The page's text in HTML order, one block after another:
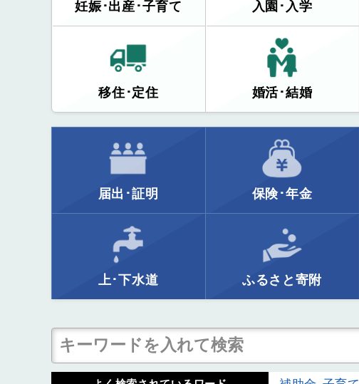
妊娠･出産･子育て 入園･入学
移住･定住 婚活･結婚
届出･証明 保険･年金
上･下水道 ふるさと寄附